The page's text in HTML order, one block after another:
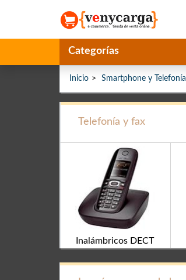
Categorías
Inicio Smartphone y Telefonía
Telefonía y fax
Inalámbricos DECT